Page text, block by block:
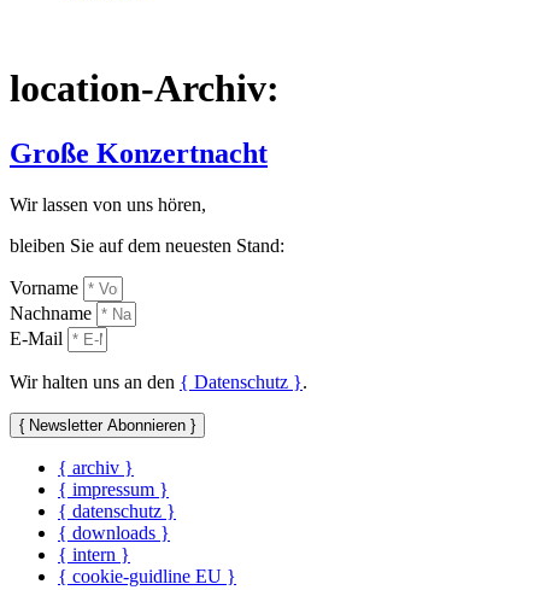
location-Archiv:
Große Konzertnacht
Wir lassen von uns hören,
bleiben Sie auf dem neuesten Stand:
Vorname
Nachname
E-Mail
Wir halten uns an den { Datenschutz }.
{ Newsletter Abonnieren }
{ archiv }
{ impressum }
{ datenschutz }
{ downloads }
{ intern }
{ cookie-guidline EU }